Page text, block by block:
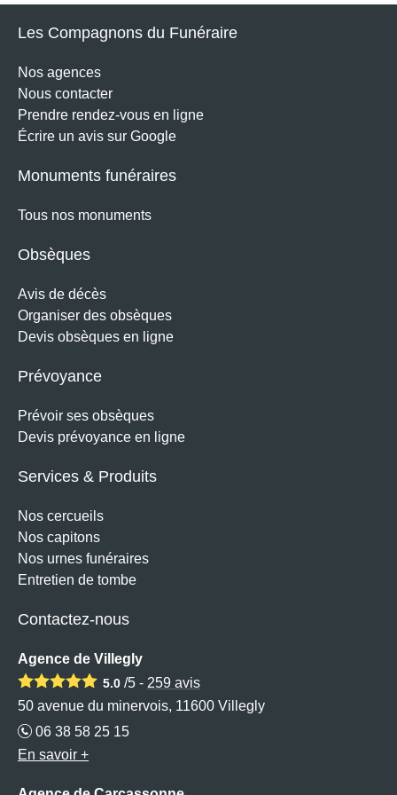
Les Compagnons du Funéraire
Nos agences
Nous contacter
Prendre rendez-vous en ligne
Écrire un avis sur Google
Monuments funéraires
Tous nos monuments
Obsèques
Avis de décès
Organiser des obsèques
Devis obsèques en ligne
Prévoyance
Prévoir ses obsèques
Devis prévoyance en ligne
Services & Produits
Nos cercueils
Nos capitons
Nos urnes funéraires
Entretien de tombe
Contactez-nous
Agence de Villegly
5.0 /5 - 259 avis
50 avenue du minervois, 11600 Villegly
06 38 58 25 15
En savoir +